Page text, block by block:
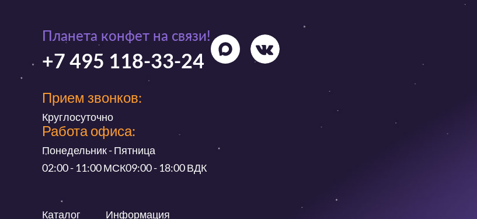
Планета конфет на связи!
+7 495 118-33-24
Прием звонков:
Круглосуточно
Работа офиса:
Понедельник - Пятница
02:00 - 11:00 МСК09:00 - 18:00 ВДК
Каталог Информация